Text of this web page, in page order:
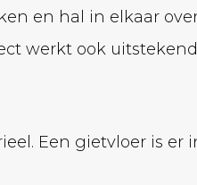
en hal in elkaar
werkt ook
Een gietvloer is er